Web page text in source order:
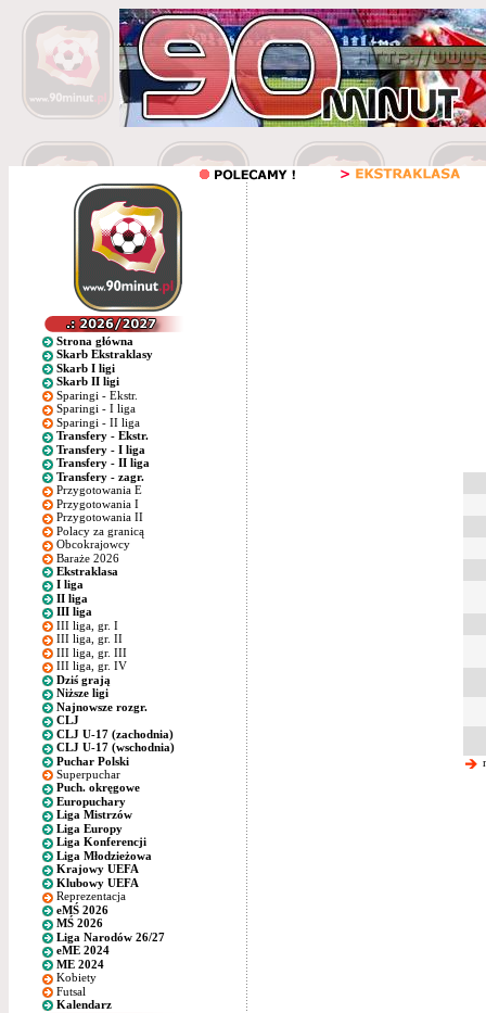
Strona główna
Skarb Ekstraklasy
Skarb I ligi
Skarb II ligi
Sparingi - Ekstr.
Sparingi - I liga
Sparingi - II liga
Transfery - Ekstr.
Transfery - I liga
Transfery - II liga
Transfery - zagr.
Przygotowania E
Przygotowania I
Przygotowania II
Polacy za granicą
Obcokrajowcy
Baraże 2026
Ekstraklasa
I liga
II liga
III liga
III liga, gr. I
III liga, gr. II
III liga, gr. III
III liga, gr. IV
Dziś grają
Niższe ligi
Najnowsze rozgr.
CLJ
CLJ U-17 (zachodnia)
CLJ U-17 (wschodnia)
Puchar Polski
Superpuchar
Puch. okręgowe
Europuchary
Liga Mistrzów
Liga Europy
Liga Konferencji
Liga Młodzieżowa
Krajowy UEFA
Klubowy UEFA
Reprezentacja
eMŚ 2026
MŚ 2026
Liga Narodów 26/27
eME 2024
ME 2024
Kobiety
Futsal
Kalendarz